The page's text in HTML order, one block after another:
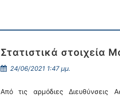
Στατιστικά στοιχεία
24/06/2021 1:47 μμ.
Από τις αρμόδιες Διευθύνσεις